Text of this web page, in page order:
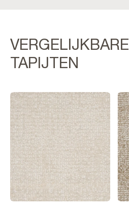
VERGELIJKBARE
TAPIJTEN